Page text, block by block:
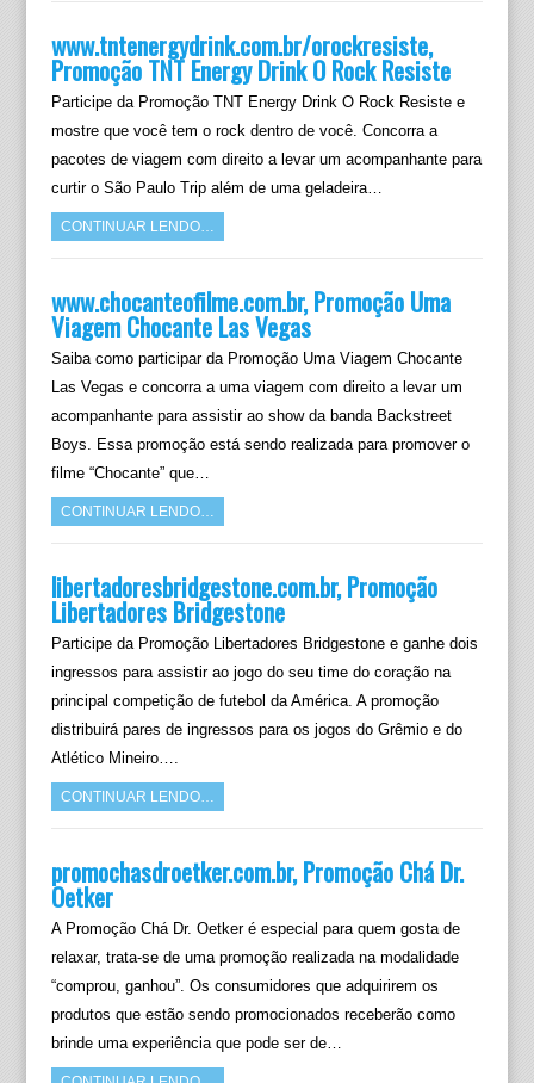
www.tntenergydrink.com.br/orockresiste,
Promoção TNT Energy Drink O Rock Resiste
Participe da Promoção TNT Energy Drink O Rock Resiste e
mostre que você tem o rock dentro de você. Concorra a
pacotes de viagem com direito a levar um acompanhante para
curtir o São Paulo Trip além de uma geladeira…
CONTINUAR LENDO…
www.chocanteofilme.com.br, Promoção Uma
Viagem Chocante Las Vegas
Saiba como participar da Promoção Uma Viagem Chocante
Las Vegas e concorra a uma viagem com direito a levar um
acompanhante para assistir ao show da banda Backstreet
Boys. Essa promoção está sendo realizada para promover o
filme “Chocante” que…
CONTINUAR LENDO…
libertadoresbridgestone.com.br, Promoção
Libertadores Bridgestone
Participe da Promoção Libertadores Bridgestone e ganhe dois
ingressos para assistir ao jogo do seu time do coração na
principal competição de futebol da América. A promoção
distribuirá pares de ingressos para os jogos do Grêmio e do
Atlético Mineiro….
CONTINUAR LENDO…
promochasdroetker.com.br, Promoção Chá Dr.
Oetker
A Promoção Chá Dr. Oetker é especial para quem gosta de
relaxar, trata-se de uma promoção realizada na modalidade
“comprou, ganhou”. Os consumidores que adquirirem os
produtos que estão sendo promocionados receberão como
brinde uma experiência que pode ser de…